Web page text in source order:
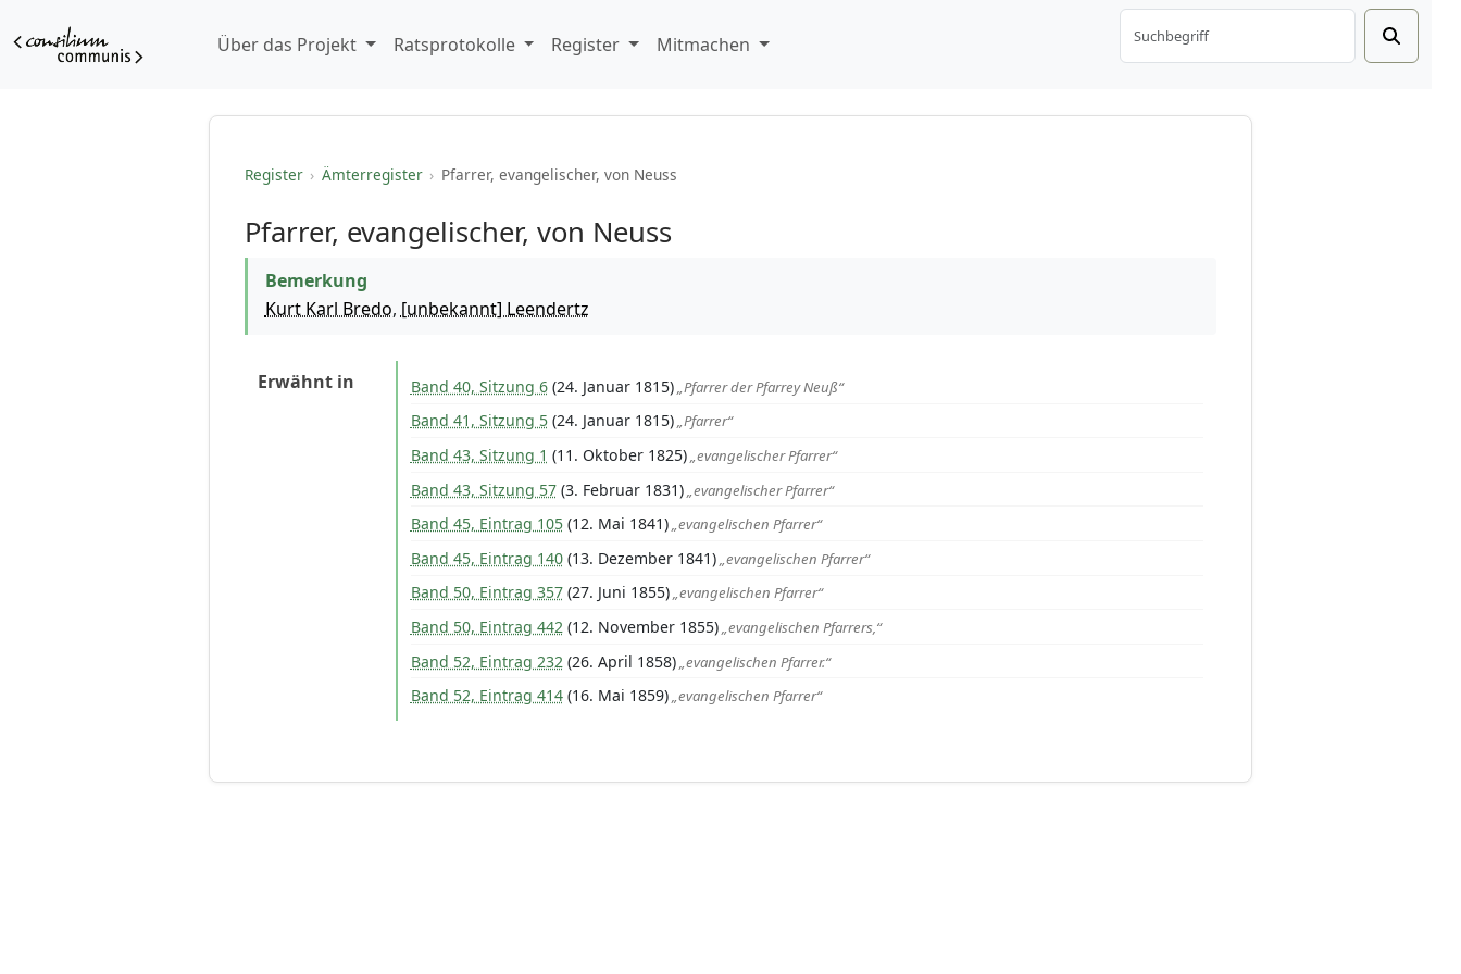
Über das Projekt Ratsprotokolle Register Mitmachen
Register › Ämterregister › Pfarrer, evangelischer, von Neuss
Pfarrer, evangelischer, von Neuss
Bemerkung
Kurt Karl Bredo, [unbekannt] Leendertz
Erwähnt in Band 40, Sitzung 6(24. Januar 1815)„Pfarrer der Pfarrey Neuß“
Band 41, Sitzung 5(24. Januar 1815)„Pfarrer“
Band 43, Sitzung 1 (11. Oktober 1825)„evangelischer Pfarrer“
Band 43, Sitzung 57(3. Februar 1831)„evangelischer Pfarrer“
Band 45, Eintrag 105(12. Mai 1841)„evangelischen Pfarrer“
Band 45, Eintrag 140(13. Dezember 1841)„evangelischen Pfarrer“
Band 50, Eintrag 357(27. Juni 1855)„evangelischen Pfarrer“
Band 50, Eintrag 442(12. November 1855)„evangelischen Pfarrers,“
Band 52, Eintrag 232 (26. April 1858)„evangelischen Pfarrer.“
Band 52, Eintrag 414(16. Mai 1859)„evangelischen Pfarrer“